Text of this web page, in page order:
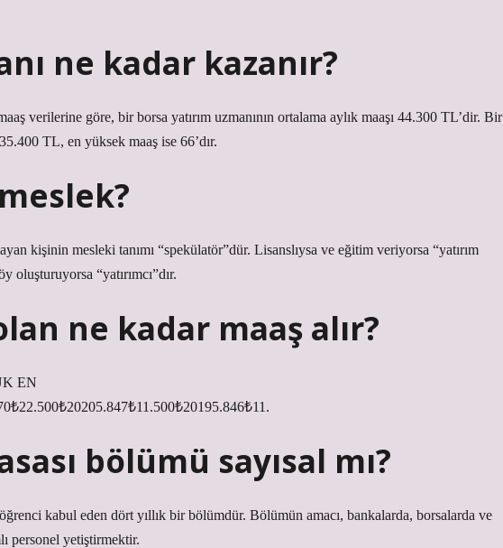
ne kadar kazanır?
verilerine göre, bir borsa yatırım uzmanının ortalama aylık maaşı 44.300 TL’dir. Bir
TL, en yüksek maaş ise 66’dır.
kişinin mesleki tanımı “spekülatör”dür. Lisanslıysa ve eğitim veriyorsa “yatırım
oluşturuyorsa “yatırımcı”dır.
ne kadar maaş alır?
EN
bölümü sayısal mı?
kabul eden dört yıllık bir bölümdür. Bölümün amacı, bankalarda, borsalarda ve
personel yetiştirmektir.